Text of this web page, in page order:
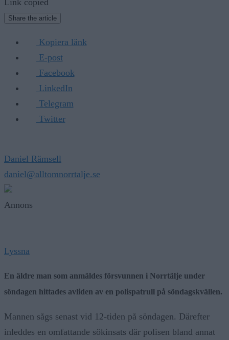
Share the article
Kopiera länk
E-post
Facebook
LinkedIn
Telegram
Twitter
Daniel Rämsell
daniel@alltomnorrtalje.se
Annons
Lyssna
En äldre man som anmäldes försvunnen i Norrtälje under
söndagen hittades avliden av en polispatrull på söndagskvällen.
Mannen sågs senast vid 12-tiden på söndagen. Därefter
inleddes en omfattande sökinsats där polisen bland annat